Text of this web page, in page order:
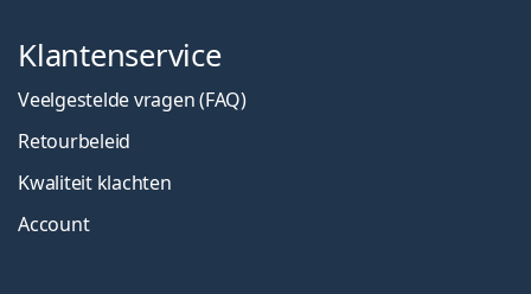
Klantenservice
Veelgestelde vragen (FAQ)
Retourbeleid
Kwaliteit klachten
Account